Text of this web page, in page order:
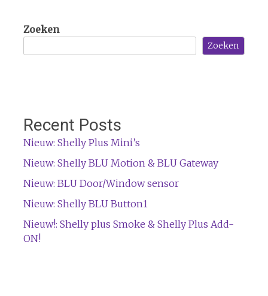
Zoeken
Zoeken
Recent Posts
Nieuw: Shelly Plus Mini’s
Nieuw: Shelly BLU Motion & BLU Gateway
Nieuw: BLU Door/Window sensor
Nieuw: Shelly BLU Button1
Nieuw!: Shelly plus Smoke & Shelly Plus Add-
ON!